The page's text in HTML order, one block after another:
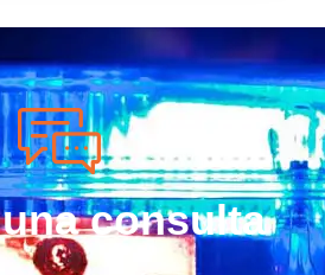
consulta